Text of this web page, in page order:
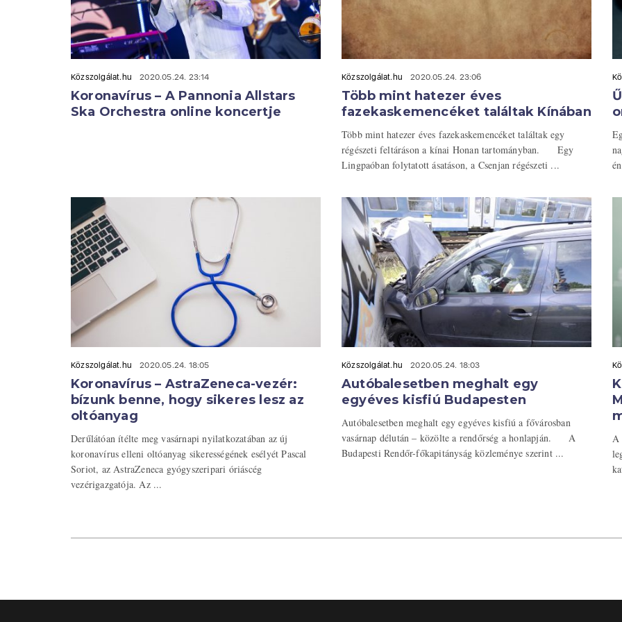
Közszolgálat.hu 2020.05.24. 23:14
Koronavírus – A Pannonia Allstars
Ska Orchestra online koncertje
Közszolgálat.hu 2020.05.24. 23:06
Több mint hatezer éves
fazekaskemencéket találtak Kínában
Több mint hatezer éves fazekaskemencéket találtak egy
régészeti feltáráson a kínai Honan tartományban. Egy
Lingpaóban folytatott ásatáson, a Csenjan régészeti ...
Közszolgálat.hu 2020.05.24. 18:05
Koronavírus – AstraZeneca-vezér:
bízunk benne, hogy sikeres lesz az
oltóanyag
Derűlátóan ítélte meg vasárnapi nyilatkozatában az új
koronavírus elleni oltóanyag sikerességének esélyét Pascal
Soriot, az AstraZeneca gyógyszeripari óriáscég
vezérigazgatója. Az ...
Közszolgálat.hu 2020.05.24. 18:03
Autóbalesetben meghalt egy
egyéves kisfiú Budapesten
Autóbalesetben meghalt egy egyéves kisfiú a fővárosban
vasárnap délután – közölte a rendőrség a honlapján. A
Budapesti Rendőr-főkapitányság közleménye szerint ...
A